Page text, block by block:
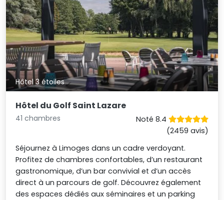
Hôtel 3 étoiles
Hôtel du Golf Saint Lazare
41 chambres
Noté 8.4
(2459 avis)
Séjournez à Limoges dans un cadre verdoyant.
Profitez de chambres confortables, d’un restaurant
gastronomique, d’un bar convivial et d’un accès
direct à un parcours de golf. Découvrez également
des espaces dédiés aux séminaires et un parking